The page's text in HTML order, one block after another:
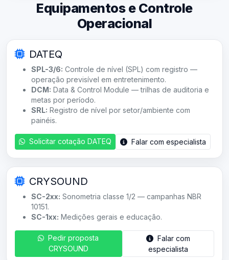
Equipamentos e Controle
Operacional
DATEQ
SPL-3/6: Controle de nível (SPL) com registro —
operação previsível em entretenimento.
DCM: Data & Control Module — trilhas de auditoria e
metas por período.
SRL: Registro de nível por setor/ambiente com
painéis.
Solicitar cotação DATEQ Falar com especialista
CRYSOUND
SC-2xx: Sonometria classe 1/2 — campanhas NBR
10151.
SC-1xx: Medições gerais e educação.
Pedir proposta
CRYSOUND
Falar com
especialista